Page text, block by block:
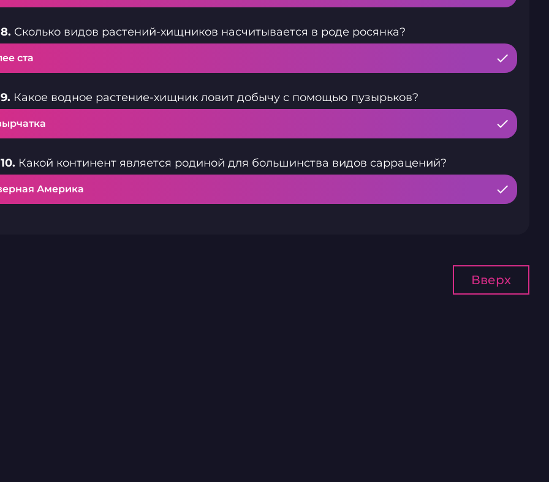
Сколько видов растений-хищников насчитывается в роде росянка?
ста
Какое водное растение-хищник ловит добычу с помощью пузырьков?
Какой континент является родиной для большинства видов саррацений?
Америка
Вверх